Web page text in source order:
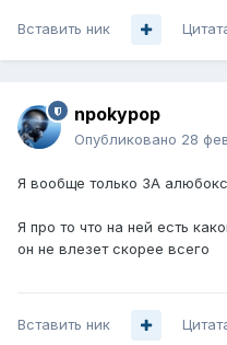
Вставить ник
npokypop
Опубликовано 28
Я вообще только ЗА
Я про то что на ней есть
он не влезет скорее всего
Вставить ник